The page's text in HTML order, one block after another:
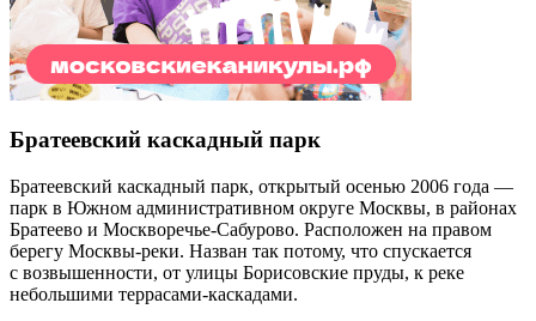
Братеевский каскадный парк
Братеевский каскадный парк, открытый осенью 2006 года —
парк в Южном административном округе Москвы, в районах
Братеево и Москворечье-Сабурово. Расположен на правом
берегу Москвы-реки. Назван так потому, что спускается
с возвышенности, от улицы Борисовские пруды, к реке
небольшими террасами-каскадами.